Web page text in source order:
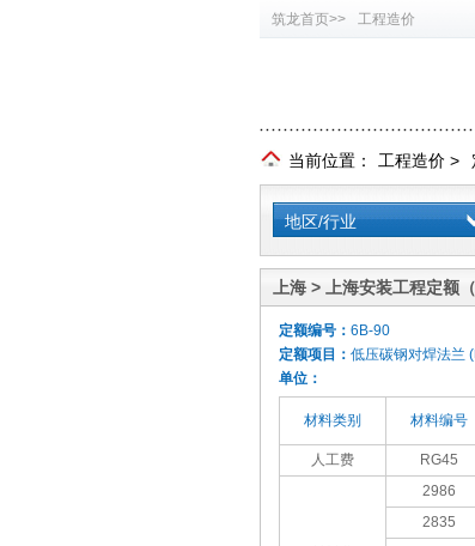
筑龙首页>> 工程造价
当前位置： 工程造价 >
地区/行业
上海 > 上海安装工程定额
定额编号： 6B-90
定额项目： 低压碳钢对焊法兰
单位：
材料类别 材料编号
人工费 RG45
2986
2835